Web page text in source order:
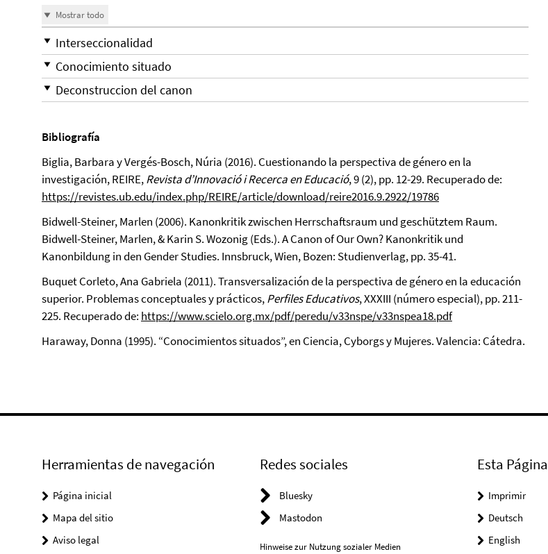
Mostrar todo
Interseccionalidad
Conocimiento situado
Deconstruccion del canon
Bibliografía
Biglia, Barbara y Vergés-Bosch, Núria (2016). Cuestionando la perspectiva de género en la
investigación, REIRE,Revista d’Innovació i Recerca en Educació, 9 (2), pp. 12-29. Recuperado de:
https://revistes.ub.edu/index.php/REIRE/article/download/reire2016.9.2922/19786
Bidwell-Steiner, Marlen (2006). Kanonkritik zwischen Herrschaftsraum und geschütztem Raum.
Bidwell-Steiner, Marlen, & Karin S. Wozonig (Eds.). A Canon of Our Own? Kanonkritik und
Kanonbildung in den Gender Studies. Innsbruck, Wien, Bozen: Studienverlag, pp. 35-41.
Buquet Corleto, Ana Gabriela (2011). Transversalización de la perspectiva de género en la educación
superior. Problemas conceptuales y prácticos,Perfiles Educativos, XXXIII (número especial), pp. 211-
225. Recuperado de: https://www.scielo.org.mx/pdf/peredu/v33nspe/v33nspea18.pdf
Haraway, Donna (1995). “Conocimientos situados”, en Ciencia, Cyborgs y Mujeres. Valencia: Cátedra.
Herramientas de navegación
Página inicial
Mapa del sitio
Aviso legal
Redes sociales
Bluesky
Mastodon
Hinweise zur Nutzung sozialer Medien
Esta Página
Imprimir
Deutsch
English